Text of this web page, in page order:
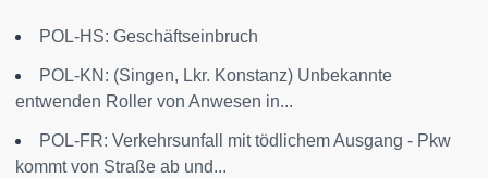
POL-HS: Geschäftseinbruch
POL-KN: (Singen, Lkr. Konstanz) Unbekannte
entwenden Roller von Anwesen in...
POL-FR: Verkehrsunfall mit tödlichem Ausgang - Pkw
kommt von Straße ab und...